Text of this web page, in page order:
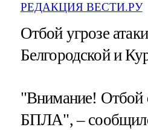
РЕДАКЦИЯ ВЕСТИ.РУ
Отбой угрозе
Белгородской и
"Внимание! Отбой
БПЛА", –